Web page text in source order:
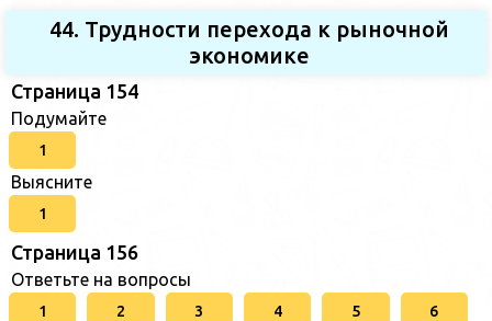
44. Трудности перехода к рыночной
экономике
Страница 154
Подумайте
1
Выясните
1
Страница 156
Ответьте на вопросы
1 2 3 4 5 6